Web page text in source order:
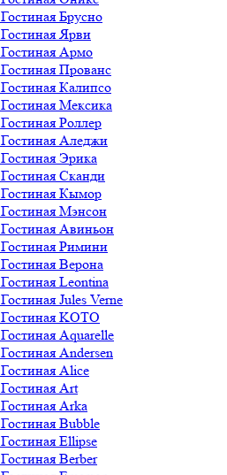
Гостиная Брусно
Гостиная Ярви
Гостиная Армо
Гостиная Прованс
Гостиная Калипсо
Гостиная Мексика
Гостиная Роллер
Гостиная Аледжи
Гостиная Эрика
Гостиная Сканди
Гостиная Кымор
Гостиная Мэнсон
Гостиная Авиньон
Гостиная Римини
Гостиная Верона
Гостиная Leontina
Гостиная Jules Verne
Гостиная KOTO
Гостиная Aquarelle
Гостиная Andersen
Гостиная Alice
Гостиная Art
Гостиная Arka
Гостиная Bubble
Гостиная Ellipse
Гостиная Berber